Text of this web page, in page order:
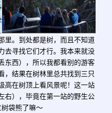
里。到处都是树，而且不知道
去寻找它们才行。我本来就没
东西），所以我都看别的游客
，结果在树林里总共找到三只
高在树顶上看风景呢！这一站
右），毕竟在第一站的野生公
袋熊了嘛～